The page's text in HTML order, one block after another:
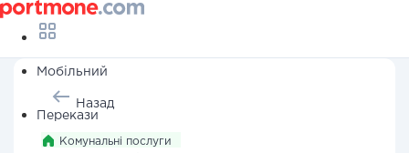
Мобільний
Перекази
Назад
Комунальні послуги